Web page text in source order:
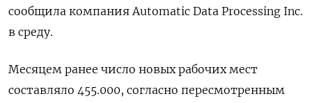
сообщила компания Automatic Data Processing Inc.
в среду.
Месяцем ранее число новых рабочих мест
составляло 455.000, согласно пересмотренным